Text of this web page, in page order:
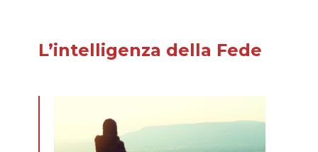
L’intelligenza della Fede